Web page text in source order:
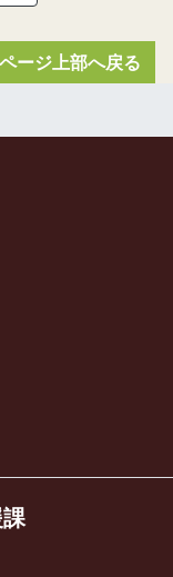
ページ上部へ戻る